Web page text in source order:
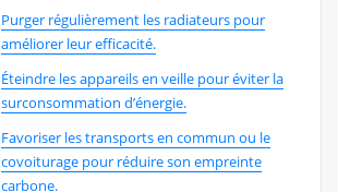
Purger régulièrement les radiateurs pour
améliorer leur efficacité.
Éteindre les appareils en veille pour éviter la
surconsommation d’énergie.
Favoriser les transports en commun ou le
covoiturage pour réduire son empreinte
carbone.